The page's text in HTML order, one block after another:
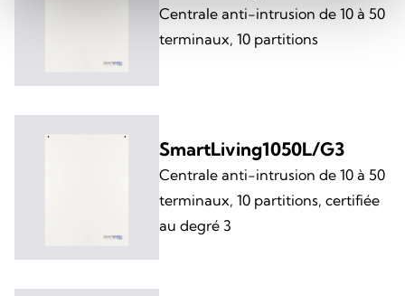
Centrale anti-intrusion de 10 à 50
terminaux, 10 partitions
SmartLiving1050L/G3
Centrale anti-intrusion de 10 à 50
terminaux, 10 partitions, certifiée
au degré 3